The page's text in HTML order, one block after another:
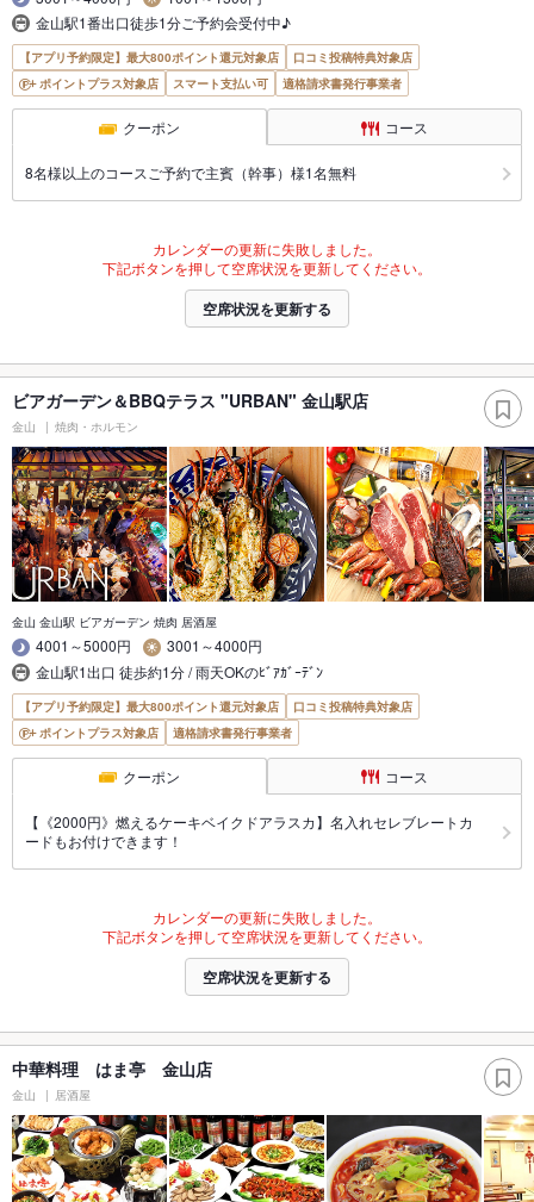
金山駅1番出口徒歩1分ご予約会受付中♪
【アプリ予約限定】最大800ポイント還元対象店
口コミ投稿特典対象店
ポイントプラス対象店
スマート支払い可 適格請求書発行事業者
クーポン コース
8名様以上のコースご予約で主賓（幹事）様1名無料
カレンダーの更新に失敗しました。
下記ボタンを押して空席状況を更新してください。
空席状況を更新する
ビアガーデン＆BBQテラス "URBAN" 金山駅店
金山 焼肉・ホルモン
金山 金山駅 ビアガーデン 焼肉 居酒屋
4001～5000円
3001～4000円
金山駅1出口 徒歩約1分 / 雨天OKのﾋﾞｱｶﾞｰﾃﾞﾝ
【アプリ予約限定】最大800ポイント還元対象店
口コミ投稿特典対象店
ポイントプラス対象店
適格請求書発行事業者
クーポン コース
【《2000円》燃えるケーキベイクドアラスカ】名入れセレブレートカ
ードもお付けできます！
カレンダーの更新に失敗しました。
下記ボタンを押して空席状況を更新してください。
空席状況を更新する
中華料理 はま亭 金山店
金山 居酒屋